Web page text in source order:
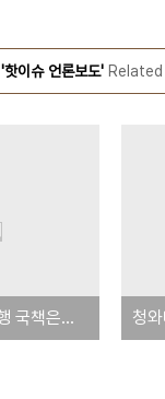
'핫이슈 언론보도'Related
이인규, '국민은행 국책은행으로 알고 내사'- 말이라고 하나, 미친 x